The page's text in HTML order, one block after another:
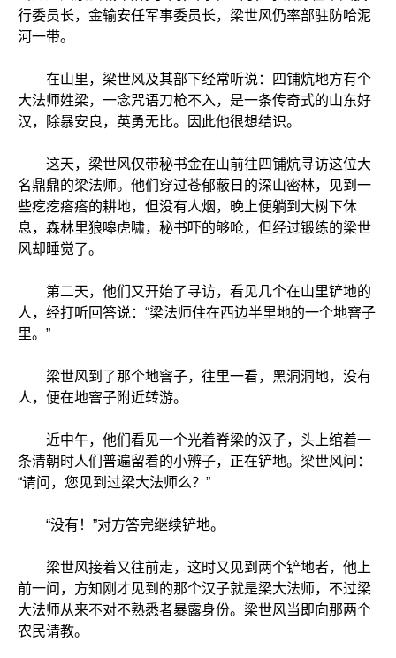
行委员长，金输安任军事委员长，梁世风仍率部驻防哈泥
河一带。
在山里，梁世风及其部下经常听说：四铺炕地方有个
大法师姓梁，一念咒语刀枪不入，是一条传奇式的山东好
汉，除暴安良，英勇无比。因此他很想结识。
这天，梁世风仅带秘书金在山前往四铺炕寻访这位大
名鼎鼎的梁法师。他们穿过苍郁蔽日的深山密林，见到一
些疙疙瘩瘩的耕地，但没有人烟，晚上便躺到大树下休
息，森林里狼嗥虎啸，秘书吓的够呛，但经过锻练的梁世
风却睡觉了。
第二天，他们又开始了寻访，看见几个在山里铲地的
人，经打听回答说：“梁法师住在西边半里地的一个地窨子
里。”
梁世风到了那个地窨子，往里一看，黑洞洞地，没有
人，便在地窨子附近转游。
近中午，他们看见一个光着脊梁的汉子，头上绾着一
条清朝时人们普遍留着的小辨子，正在铲地。梁世风问：
“请问，您见到过梁大法师么？”
“没有！”对方答完继续铲地。
梁世风接着又往前走，这时又见到两个铲地者，他上
前一问，方知刚才见到的那个汉子就是梁大法师，不过梁
大法师从来不对不熟悉者暴露身份。梁世风当即向那两个
农民请教。